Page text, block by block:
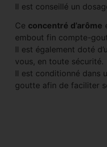
Il est conseillé un
Ce concentré d’arôme
embout fin compte-
Il est également doté
vous, en toute sécurité.
Il est conditionné dans
goutte afin de faciliter